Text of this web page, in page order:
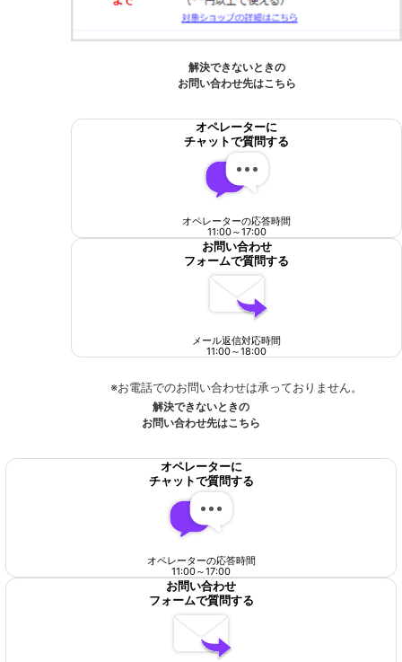
解決できないときの
お問い合わせ先はこちら
オペレーターに
チャットで質問する
オペレーターの応答時間
11:00～17:00
お問い合わせ
フォームで質問する
メール返信対応時間
11:00～18:00
※お電話でのお問い合わせは承っておりません。
解決できないときの
お問い合わせ先はこちら
オペレーターに
チャットで質問する
オペレーターの応答時間
11:00～17:00
お問い合わせ
フォームで質問する